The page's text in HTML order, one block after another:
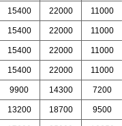
15400 22000 11000
15400 22000 11000
15400 22000 11000
15400 22000 11000
9900 14300 7200
13200 18700 9500